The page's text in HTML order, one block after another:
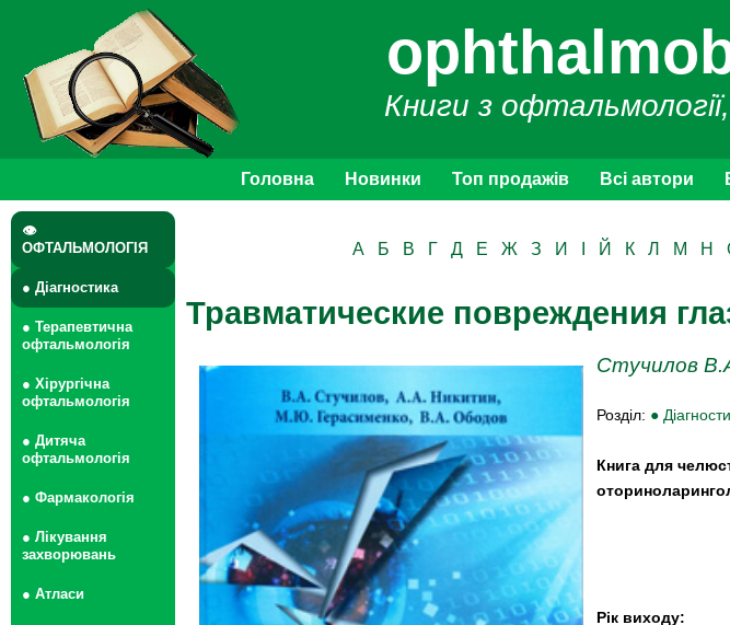
Книги з
Головна Новинки Топ продажів Всі автори
👁
ОФТАЛЬМОЛОГІЯ
● Діагностика
● Терапевтична
офтальмологія
● Хірургічна
офтальмологія
● Дитяча
офтальмологія
● Фармакологія
● Лікування
захворювань
● Атласи
А Б В Г Д Е Ж З И Й К Л М Н
Травматические повреждения
Стучилов
Розділ: ●
Книга для
Рік виходу: